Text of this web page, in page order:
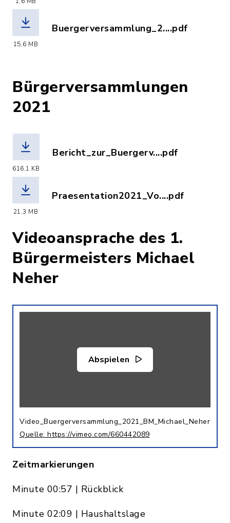
15,6 MB
Buergerversammlung_2....pdf
Bürgerversammlungen
2021
616,1 KB
Bericht_zur_Buergerv....pdf
21,3 MB
Praesentation2021_Vo....pdf
Videoansprache des 1.
Bürgermeisters Michael
Neher
Abspielen
Video_Buergerversammlung_2021_BM_Michael_Neher
Quelle: https://vimeo.com/660442089
Zeitmarkierungen
Minute 00:57 | Rückblick
Minute 02:09 | Haushaltslage